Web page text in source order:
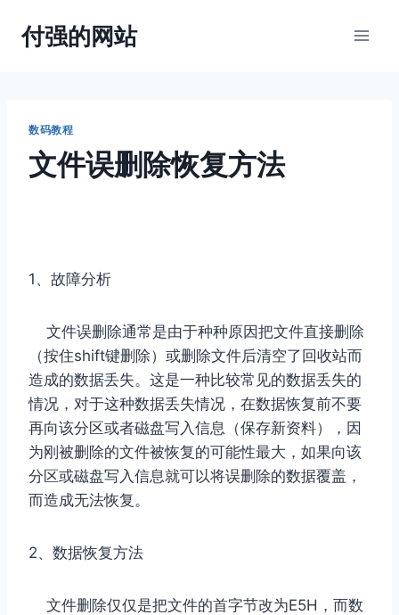
付强的网站
数码教程
文件误删除恢复方法
1、故障分析
文件误删除通常是由于种种原因把文件直接删除
（按住shift键删除）或删除文件后清空了回收站而
造成的数据丢失。这是一种比较常见的数据丢失的
情况，对于这种数据丢失情况，在数据恢复前不要
再向该分区或者磁盘写入信息（保存新资料），因
为刚被删除的文件被恢复的可能性最大，如果向该
分区或磁盘写入信息就可以将误删除的数据覆盖，
而造成无法恢复。
2、数据恢复方法
文件删除仅仅是把文件的首字节改为E5H，而数